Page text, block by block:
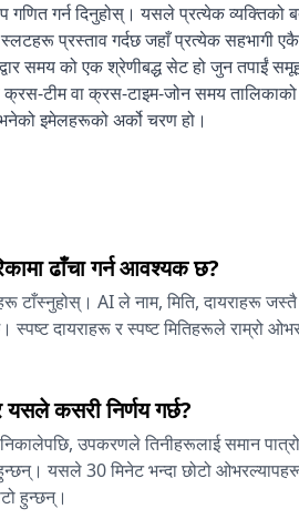
गणित गर्न दिनुहोस्। यसले प्रत्येक व्यक्तिको
प्रस्ताव गर्दछ जहाँ प्रत्येक सहभागी एकै
समय को एक श्रेणीबद्ध सेट हो जुन तपाईं
क्रस-टीम वा क्रस-टाइम-जोन समय
इमेलहरूको अर्को चरण हो।
ढाँचा गर्न आवश्यक छ?
AI ले नाम, मिति, दायराहरू जस्तै
स्पष्ट दायराहरू र स्पष्ट मितिहरूले राम्रो
कसरी निर्णय गर्छ?
उपकरणले तिनीहरूलाई समान
यसले 30 मिनेट भन्दा छोटो
हुन्छन्।